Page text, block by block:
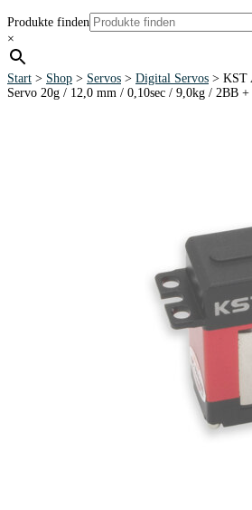
Produkte finden
×
Start > Shop > Servos > Digital Servos > KST
Servo 20g / 12,0 mm / 0,10sec / 9,0kg / 2BB